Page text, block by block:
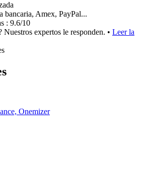
bancaria, Amex, PayPal...
: 9.6/10
Nuestros expertos le responden. • Leer la